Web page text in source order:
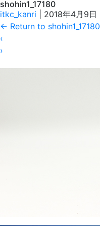
shohin1_17180
itkc_kanri
2018年4月9日
← Return to shohin1_17180
‹
›